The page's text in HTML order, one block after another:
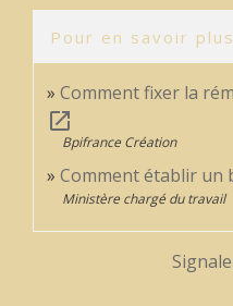
Pour en savoir plus
Comment fixer la
open_in_new
Bpifrance Création
Comment établir un
Ministère chargé du travail